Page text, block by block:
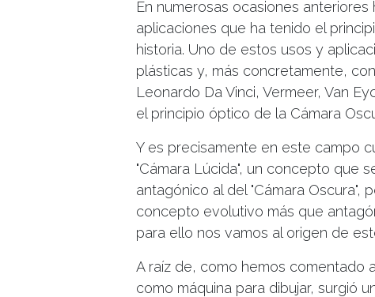
En numerosas ocasiones
aplicaciones que ha tenido el
historia. Uno de estos usos y
plásticas y, más concretamente,
Leonardo Da Vinci, Vermeer, Van
el principio óptico de la Cámara
Y es precisamente en este campo
"Cámara Lúcida", un concepto que
antagónico al del "Cámara Oscura",
concepto evolutivo más que
para ello nos vamos al origen de
A raíz de, como hemos comentado
como máquina para dibujar, surgió